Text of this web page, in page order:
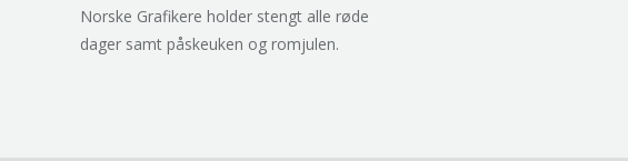
Norske Grafikere holder stengt alle røde
dager samt påskeuken og romjulen.